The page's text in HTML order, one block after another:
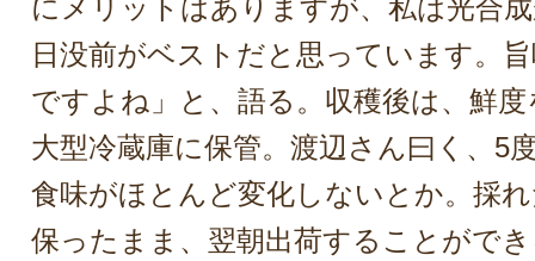
にメリットはありますが、私は光合
日没前がベストだと思っています。
ですよね」と、語る。収穫後は、鮮
大型冷蔵庫に保管。渡辺さん曰く、5
食味がほとんど変化しないとか。採
保ったまま、翌朝出荷することがで